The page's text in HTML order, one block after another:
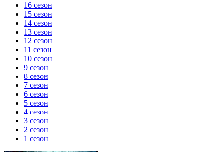
16 сезон
15 сезон
14 сезон
13 сезон
12 сезон
11 сезон
10 сезон
9 сезон
8 сезон
7 сезон
6 сезон
5 сезон
4 сезон
3 сезон
2 сезон
1 сезон